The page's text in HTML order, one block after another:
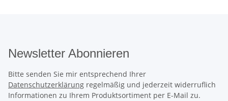
Newsletter Abonnieren
Bitte senden Sie mir entsprechend Ihrer
Datenschutzerklärung regelmäßig und jederzeit widerruflich
Informationen zu Ihrem Produktsortiment per E-Mail zu.